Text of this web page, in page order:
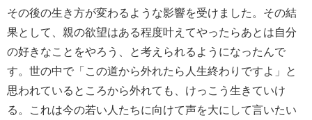
その後の生き方が変わるような影響を受けました。その結
果として、親の欲望はある程度叶えてやったらあとは自分
の好きなことをやろう、と考えられるようになったんで
す。世の中で「この道から外れたら人生終わりですよ」と
思われているところから外れても、けっこう生きていけ
る。これは今の若い人たちに向けて声を大にして言いたい